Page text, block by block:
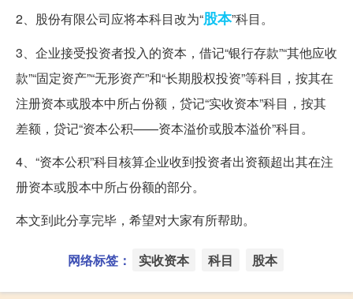
2、股份有限公司应将本科目改为“股本”科目。
3、企业接受投资者投入的资本，借记“银行存款”“其他应收
款”“固定资产”“无形资产”和“长期股权投资”等科目，按其在
注册资本或股本中所占份额，贷记“实收资本”科目，按其
差额，贷记“资本公积——资本溢价或股本溢价”科目。
4、“资本公积”科目核算企业收到投资者出资额超出其在注
册资本或股本中所占份额的部分。
本文到此分享完毕，希望对大家有所帮助。
网络标签： 实收资本 科目 股本